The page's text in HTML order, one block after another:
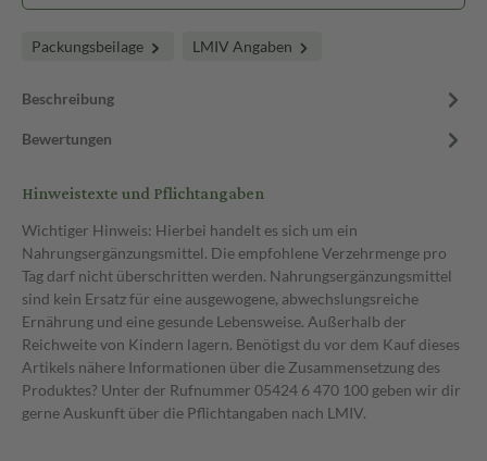
Packungsbeilage LMIV Angaben
Beschreibung
Bewertungen
Hinweistexte und Pflichtangaben
Wichtiger Hinweis: Hierbei handelt es sich um ein
Nahrungsergänzungsmittel. Die empfohlene Verzehrmenge pro
Tag darf nicht überschritten werden. Nahrungsergänzungsmittel
sind kein Ersatz für eine ausgewogene, abwechslungsreiche
Ernährung und eine gesunde Lebensweise. Außerhalb der
Reichweite von Kindern lagern. Benötigst du vor dem Kauf dieses
Artikels nähere Informationen über die Zusammensetzung des
Produktes? Unter der Rufnummer 05424 6 470 100 geben wir dir
gerne Auskunft über die Pflichtangaben nach LMIV.